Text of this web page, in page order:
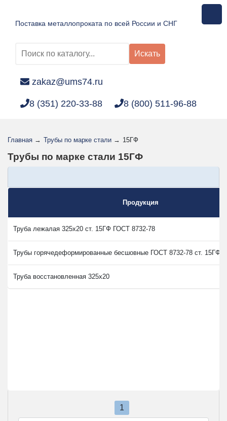
Поставка металлопроката по всей России и СНГ
Искать
zakaz@ums74.ru
8 (351) 220-33-88 8 (800) 511-96-88
Главная → Трубы по марке стали → 15ГФ
Трубы по марке стали 15ГФ
Продукция
Труба лежалая 325х20 ст. 15ГФ ГОСТ 8732-78
Трубы горячедеформированные бесшовные ГОСТ 8732-78 ст. 15ГФ
Труба восстановленная 325х20
1